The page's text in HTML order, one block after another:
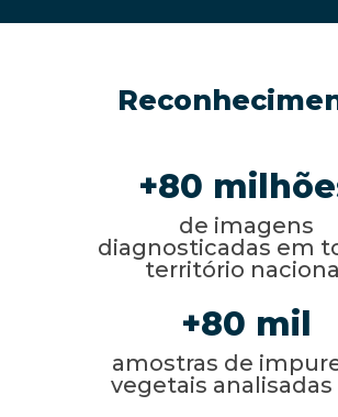
80
de imagens
diagnosticadas em
território
80
amostras de
vegetais analisadas